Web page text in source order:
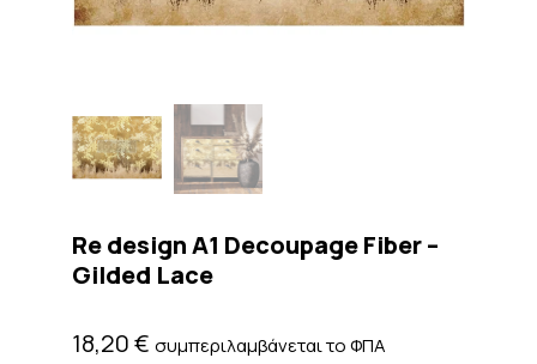
Re design A1 Decoupage Fiber –
Gilded Lace
18,20€ συμπεριλαμβάνεται το ΦΠΑ